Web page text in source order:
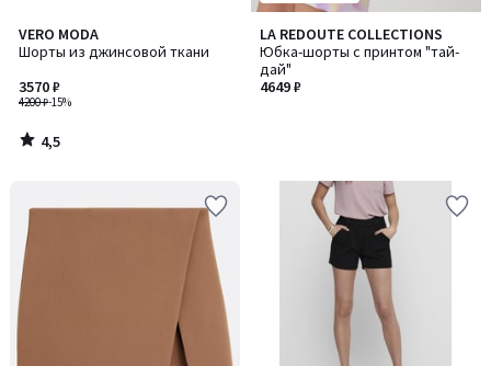
VERO MODA
Шорты из джинсовой ткани
4200 ₽-15%
3570 ₽
4,5
/ 5
4,5
/
LA REDOUTE COLLECTIONS
Юбка-шорты с принтом "тай-
дай"
4649 ₽